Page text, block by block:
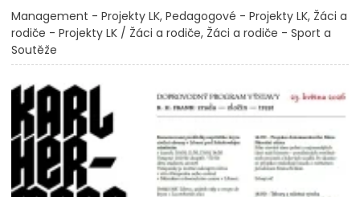
Management - Projekty LK Pedagogové - Projekty LK Žáci a
rodiče - Projekty LK / Žáci a rodiče Žáci a rodiče - Sport a
Soutěže